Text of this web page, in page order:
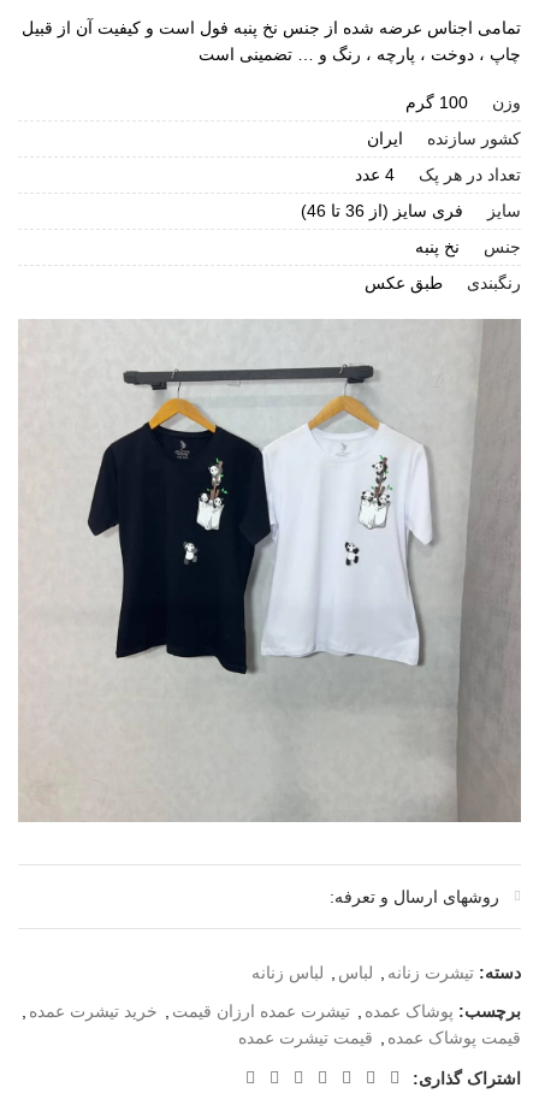
تمامی اجناس عرضه شده از جنس نخ پنبه فول است و کیفیت آن از قبیل
چاپ ، دوخت ، پارچه ، رنگ و … تضمینی است
وزن
100 گرم
کشور سازنده
ایران
تعداد در هر پک
4 عدد
سایز
فری سایز (از 36 تا 46)
جنس
نخ پنبه
رنگبندی
طبق عکس
روشهای ارسال و تعرفه:
دسته: تیشرت زنانه لباس
لباس زنانه
برچسب: پوشاک عمده تیشرت عمده ارزان قیمت خرید تیشرت عمده
قیمت پوشاک عمده
قیمت تیشرت عمده
اشتراک گذاری: